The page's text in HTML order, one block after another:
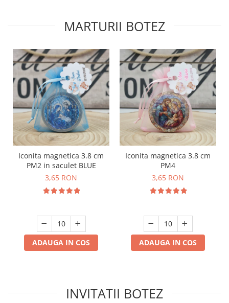
MARTURII BOTEZ
Iconita magnetica 3.8 cm
PM2 in saculet BLUE
3,65 RON
ADAUGA IN COS
Iconita magnetica 3.8 cm
PM4
3,65 RON
ADAUGA IN COS
INVITATII BOTEZ